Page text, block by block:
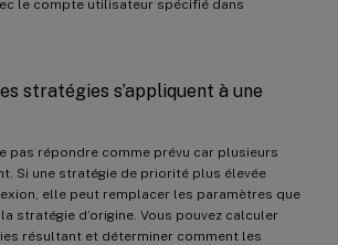
le compte utilisateur spécifié dans
stratégies s’appliquent à une
pas répondre comme prévu car plusieurs
Si une stratégie de priorité plus élevée
elle peut remplacer les paramètres que
stratégie d’origine. Vous pouvez calculer
résultant et déterminer comment les